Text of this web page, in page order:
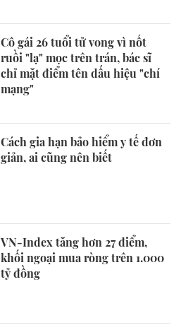
Cô gái 26 tuổi tử vong vì nốt
ruồi "lạ" mọc trên trán, bác sĩ
chỉ mặt điểm tên dấu hiệu "chí
mạng"
Cách gia hạn bảo hiểm y tế đơn
giản, ai cũng nên biết
VN-Index tăng hơn 27 điểm,
khối ngoại mua ròng trên 1.000
tỷ đồng